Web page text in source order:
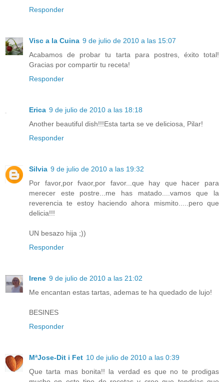
Responder
Visc a la Cuina 9 de julio de 2010 a las 15:07
Acabamos de probar tu tarta para postres, éxito total!
Gracias por compartir tu receta!
Responder
Erica 9 de julio de 2010 a las 18:18
Another beautiful dish!!!Esta tarta se ve deliciosa, Pilar!
Responder
Silvia 9 de julio de 2010 a las 19:32
Por favor,por fvaor,por favor...que hay que hacer para
merecer este postre...me has matado....vamos que la
reverencia te estoy haciendo ahora mismito.....pero que
delicia!!!
UN besazo hija ;))
Responder
Irene 9 de julio de 2010 a las 21:02
Me encantan estas tartas, ademas te ha quedado de lujo!
BESINES
Responder
MªJose-Dit i Fet 10 de julio de 2010 a las 0:39
Que tarta mas bonita!! la verdad es que no te prodigas